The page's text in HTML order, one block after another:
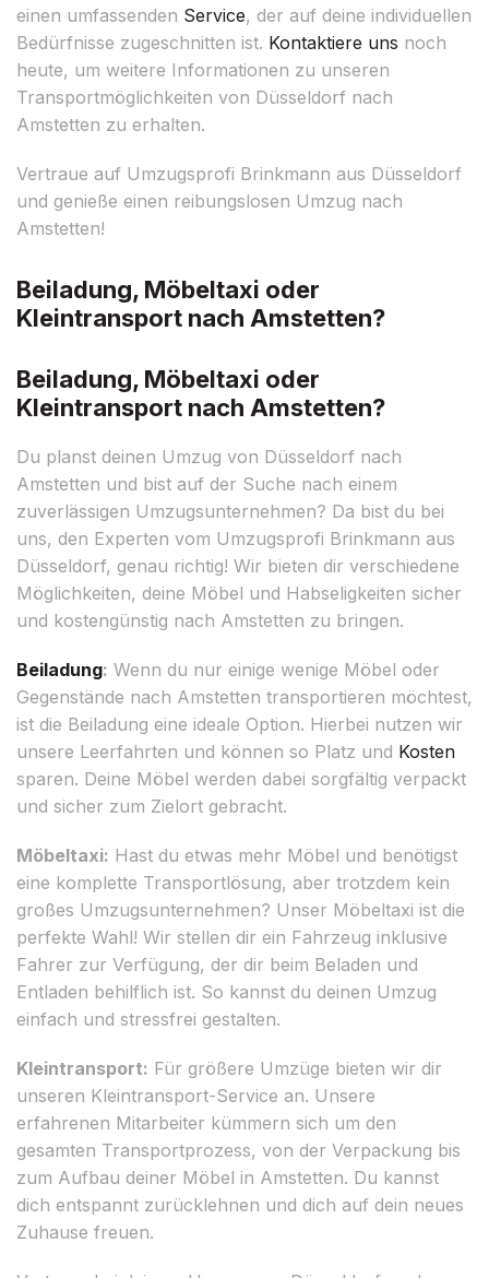
einen umfassenden Service, der auf deine individuellen
Bedürfnisse zugeschnitten ist. Kontaktiere uns noch
heute, um weitere Informationen zu unseren
Transportmöglichkeiten von Düsseldorf nach
Amstetten zu erhalten.
Vertraue auf Umzugsprofi Brinkmann aus Düsseldorf
und genieße einen reibungslosen Umzug nach
Amstetten!
Beiladung, Möbeltaxi oder
Kleintransport nach Amstetten?
Beiladung, Möbeltaxi oder
Kleintransport nach Amstetten?
Du planst deinen Umzug von Düsseldorf nach
Amstetten und bist auf der Suche nach einem
zuverlässigen Umzugsunternehmen? Da bist du bei
uns, den Experten vom Umzugsprofi Brinkmann aus
Düsseldorf, genau richtig! Wir bieten dir verschiedene
Möglichkeiten, deine Möbel und Habseligkeiten sicher
und kostengünstig nach Amstetten zu bringen.
Beiladung: Wenn du nur einige wenige Möbel oder
Gegenstände nach Amstetten transportieren möchtest,
ist die Beiladung eine ideale Option. Hierbei nutzen wir
unsere Leerfahrten und können so Platz und Kosten
sparen. Deine Möbel werden dabei sorgfältig verpackt
und sicher zum Zielort gebracht.
Möbeltaxi: Hast du etwas mehr Möbel und benötigst
eine komplette Transportlösung, aber trotzdem kein
großes Umzugsunternehmen? Unser Möbeltaxi ist die
perfekte Wahl! Wir stellen dir ein Fahrzeug inklusive
Fahrer zur Verfügung, der dir beim Beladen und
Entladen behilflich ist. So kannst du deinen Umzug
einfach und stressfrei gestalten.
Kleintransport: Für größere Umzüge bieten wir dir
unseren Kleintransport-Service an. Unsere
erfahrenen Mitarbeiter kümmern sich um den
gesamten Transportprozess, von der Verpackung bis
zum Aufbau deiner Möbel in Amstetten. Du kannst
dich entspannt zurücklehnen und dich auf dein neues
Zuhause freuen.